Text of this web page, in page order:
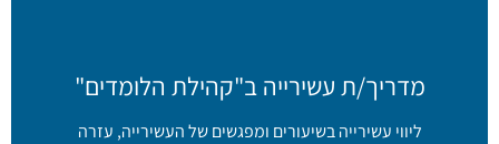
מדריך/ת עשירייה ב"קהילת הלומדים"
ליווי עשירייה בשיעורים ומפגשים של העשירייה, עזרה